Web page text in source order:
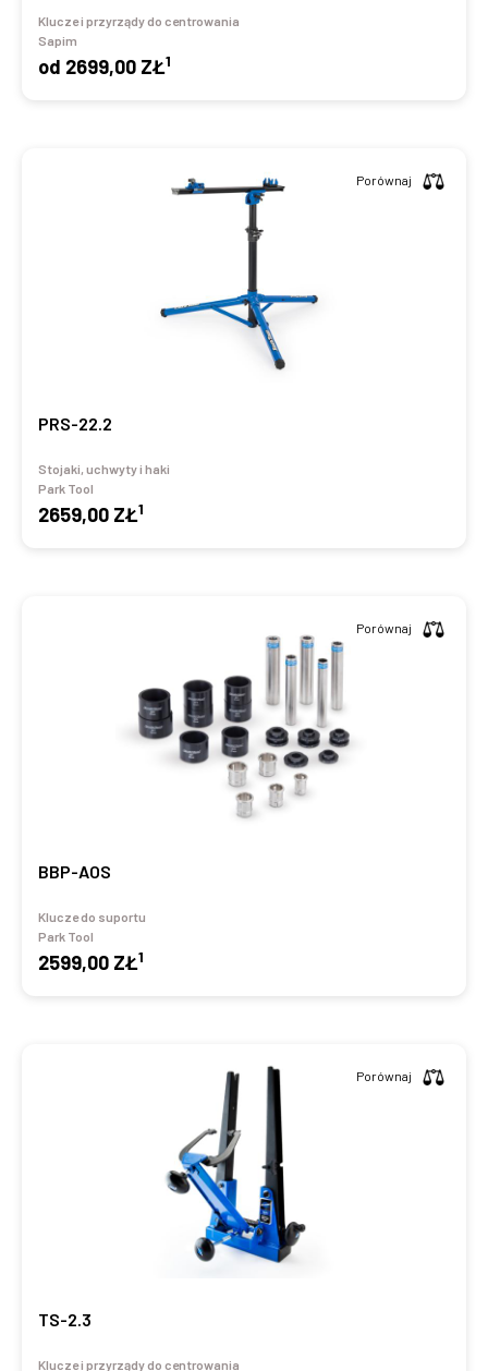
Klucze i przyrządy do centrowania
Sapim
od 2699,00 ZŁ1
PRS-22.2
Stojaki, uchwyty i haki
Park Tool
2659,00 ZŁ1
Porównaj
BBP-AOS
Klucze do suportu
Park Tool
2599,00 ZŁ1
Porównaj
TS-2.3
Klucze i przyrządy do centrowania
Porównaj